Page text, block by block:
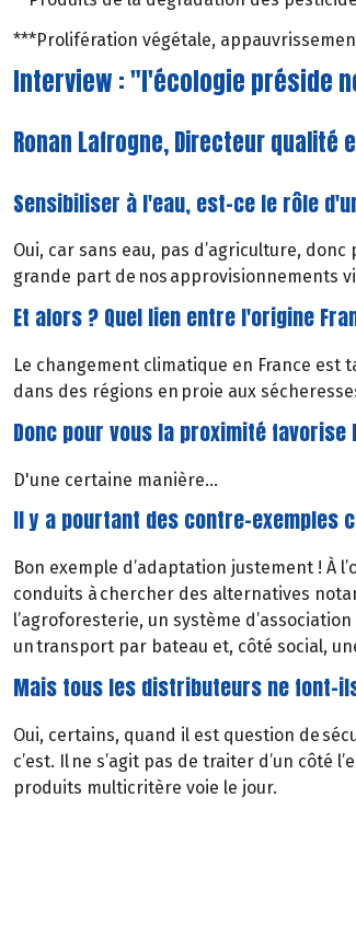
***Prolifération végétale,
Interview : "l'écologie préside
Ronan Lafrogne, Directeur qualité
Sensibiliser à l'eau, est-ce le rôle
Oui, car sans eau, pas d’agriculture,
grande part de nos approvisionnements
Et alors ? Quel lien entre l'origine
Le changement climatique en France est
dans des régions en proie aux
Donc pour vous la proximité
D'une certaine manière...
Il y a pourtant des contre-exemples
Bon exemple d’adaptation justement ! À
conduits à chercher des alternatives
l’agroforesterie, un système
un transport par bateau et, côté social,
Mais tous les distributeurs ne font-
Oui, certains, quand il est question de
c’est. Il ne s’agit pas de traiter d’un côté
produits multicritère voie le jour.